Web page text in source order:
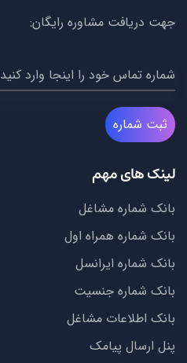
جهت دریافت مشاوره رایگان:
شماره تماس خود را اینجا وارد کنید
ثبت شماره
لینک های مهم
بانک شماره مشاغل
بانک شماره همراه اول
بانک شماره ایرانسل
بانک شماره جنسیت
بانک اطلاعات مشاغل
پنل ارسال پیامک